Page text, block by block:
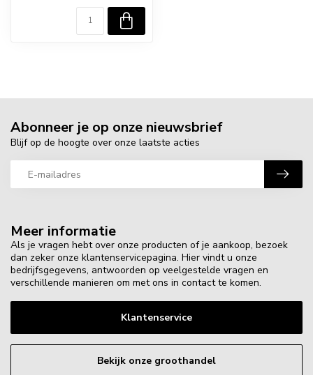
Meer informatie
Als je vragen hebt over onze producten of je aankoop, bezoek
dan zeker onze klantenservicepagina. Hier vindt u onze
bedrijfsgegevens, antwoorden op veelgestelde vragen en
verschillende manieren om met ons in contact te komen.
Klantenservice
Bekijk onze groothandel
Abonneer je op onze nieuwsbrief
Blijf op de hoogte over onze laatste acties